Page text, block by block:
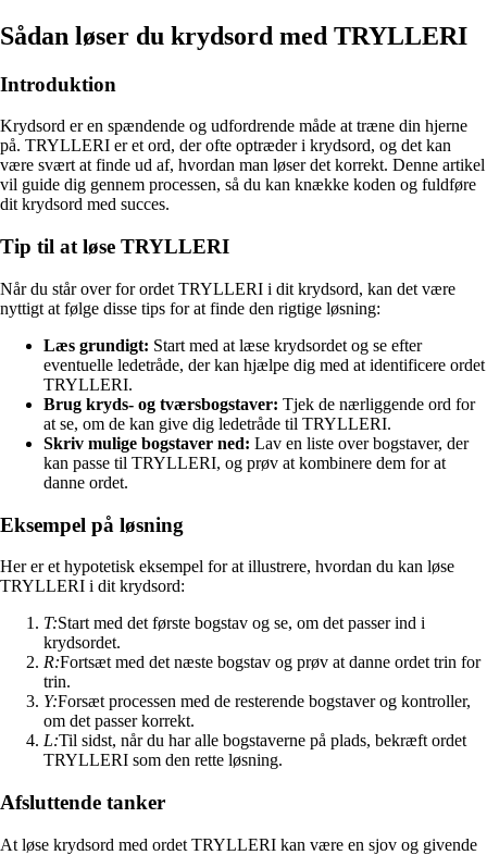
Sådan løser du krydsord med TRYLLERI
Introduktion
Krydsord er en spændende og udfordrende måde at træne din hjerne
på. TRYLLERI er et ord, der ofte optræder i krydsord, og det kan
være svært at finde ud af, hvordan man løser det korrekt. Denne artikel
vil guide dig gennem processen, så du kan knække koden og fuldføre
dit krydsord med succes.
Tip til at løse TRYLLERI
Når du står over for ordet TRYLLERI i dit krydsord, kan det være
nyttigt at følge disse tips for at finde den rigtige løsning:
Læs grundigt: Start med at læse krydsordet og se efter
eventuelle ledetråde, der kan hjælpe dig med at identificere ordet
TRYLLERI.
Brug kryds- og tværsbogstaver: Tjek de nærliggende ord for
at se, om de kan give dig ledetråde til TRYLLERI.
Skriv mulige bogstaver ned: Lav en liste over bogstaver, der
kan passe til TRYLLERI, og prøv at kombinere dem for at
danne ordet.
Eksempel på løsning
Her er et hypotetisk eksempel for at illustrere, hvordan du kan løse
TRYLLERI i dit krydsord:
T:Start med det første bogstav og se, om det passer ind i
krydsordet.
R:Fortsæt med det næste bogstav og prøv at danne ordet trin for
trin.
Y:Forsæt processen med de resterende bogstaver og kontroller,
om det passer korrekt.
L:Til sidst, når du har alle bogstaverne på plads, bekræft ordet
TRYLLERI som den rette løsning.
Afsluttende tanker
At løse krydsord med ordet TRYLLERI kan være en sjov og givende